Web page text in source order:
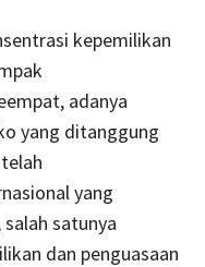
kepemilikan
adanya
yang ditanggung
yang
satunya
dan penguasaan